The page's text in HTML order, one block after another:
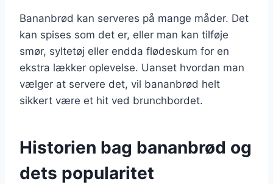
Bananbrød kan serveres på mange måder. Det
kan spises som det er, eller man kan tilføje
smør, syltetøj eller endda flødeskum for en
ekstra lækker oplevelse. Uanset hvordan man
vælger at servere det, vil bananbrød helt
sikkert være et hit ved brunchbordet.
Historien bag bananbrød og
dets popularitet